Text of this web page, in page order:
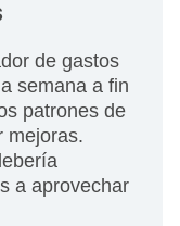
de gastos
semana a fin
patrones de
mejoras.
a aprovechar